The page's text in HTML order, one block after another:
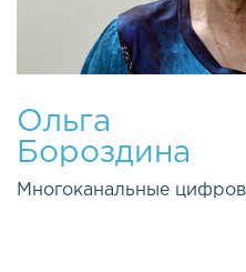
Ольга
Бороздина
Многоканальные